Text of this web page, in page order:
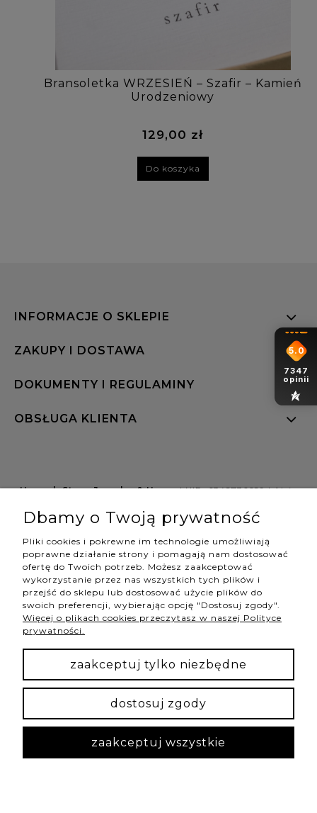
Bransoletka WRZESIEŃ – Szafir – Kamień
Urodzeniowy
129,00 zł
Do koszyka
INFORMACJE O SKLEPIE
ZAKUPY I DOSTAWA
DOKUMENTY I REGULAMINY
OBSŁUGA KLIENTA
Hannah Store Jewelry & Home| NIP: 6342736629 | Aleja
shop@hannahstore.pl
pokaż pełną wersję strony
5.0
7347
opinii
NASZE ODZNAKI
Sklep internetowy Shoper Premium
Dbamy o Twoją prywatność
Pliki cookies i pokrewne im technologie umożliwiają
poprawne działanie strony i pomagają nam dostosować
ofertę do Twoich potrzeb. Możesz zaakceptować
wykorzystanie przez nas wszystkich tych plików i
przejść do sklepu lub dostosować użycie plików do
swoich preferencji, wybierając opcję "Dostosuj zgody".
Więcej o plikach cookies przeczytasz w naszej Polityce
prywatności.
zaakceptuj tylko niezbędne
dostosuj zgody
zaakceptuj wszystkie